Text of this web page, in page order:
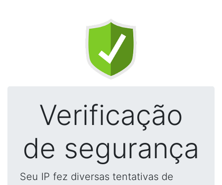
Verificação
de segurança
Seu IP fez diversas tentativas de